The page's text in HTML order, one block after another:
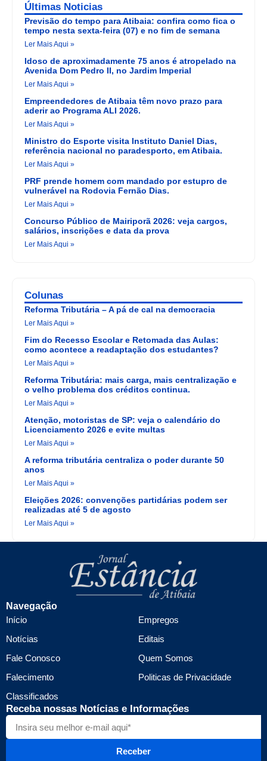
Últimas Noticias
Previsão do tempo para Atibaia: confira como fica o
tempo nesta sexta-feira (07) e no fim de semana
Ler Mais Aqui »
Idoso de aproximadamente 75 anos é atropelado na
Avenida Dom Pedro II, no Jardim Imperial
Ler Mais Aqui »
Empreendedores de Atibaia têm novo prazo para
aderir ao Programa ALI 2026.
Ler Mais Aqui »
Ministro do Esporte visita Instituto Daniel Dias,
referência nacional no paradesporto, em Atibaia.
Ler Mais Aqui »
PRF prende homem com mandado por estupro de
vulnerável na Rodovia Fernão Dias.
Ler Mais Aqui »
Concurso Público de Mairiporã 2026: veja cargos,
salários, inscrições e data da prova
Ler Mais Aqui »
Colunas
Reforma Tributária – A pá de cal na democracia
Ler Mais Aqui »
Fim do Recesso Escolar e Retomada das Aulas:
como acontece a readaptação dos estudantes?
Ler Mais Aqui »
Reforma Tributária: mais carga, mais centralização e
o velho problema dos créditos continua.
Ler Mais Aqui »
Atenção, motoristas de SP: veja o calendário do
Licenciamento 2026 e evite multas
Ler Mais Aqui »
A reforma tributária centraliza o poder durante 50
anos
Ler Mais Aqui »
Eleições 2026: convenções partidárias podem ser
realizadas até 5 de agosto
Ler Mais Aqui »
Navegação
Início
Notícias
Fale Conosco
Falecimento
Classificados
Empregos
Editais
Quem Somos
Politicas de Privacidade
Receba nossas Notícias e Informações
Receber